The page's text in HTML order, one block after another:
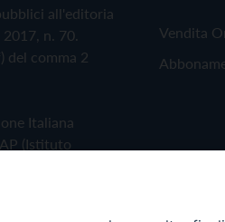
all'editoria
n. 70.
del comma 2
Italiana
(Istituto
Vendita